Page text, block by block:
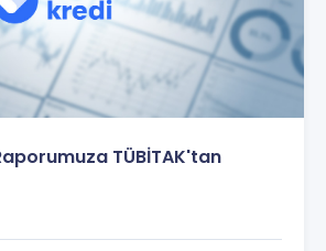
TÜBİTAK'tan